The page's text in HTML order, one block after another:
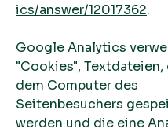
ics/answer/12017362.
Google Analytics
"Cookies", Textdateien,
dem Computer des
Seitenbesuchers
werden und die eine